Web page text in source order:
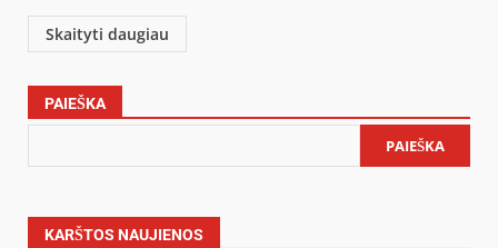
Skaityti daugiau
PAIEŠKA
PAIEŠKA
KARŠTOS NAUJIENOS